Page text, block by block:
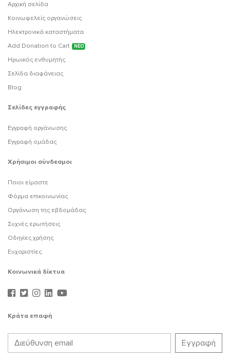
Αρχική σελίδα
Κοινωφελείς οργανώσεις
Ηλεκτρονικά καταστήματα
Add Donation to Cart
ΝΕΟ
Ηρωικός ενθυμητής
Σελίδα διαφάνειας
Blog
Σελίδες εγγραφής
Εγγραφή οργάνωσης
Εγγραφή ομάδας
Χρήσιμοι σύνδεσμοι
Ποιοι είμαστε
Φόρμα επικοινωνίας
Οργάνωση της εβδομάδας
Συχνές ερωτήσεις
Οδηγίες χρήσης
Ευχαριστίες
Κοινωνικά δίκτυα
Κράτα επαφή